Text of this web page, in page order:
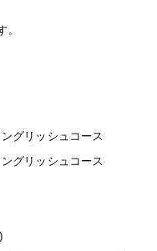
。
グリッシュコース
グリッシュコース